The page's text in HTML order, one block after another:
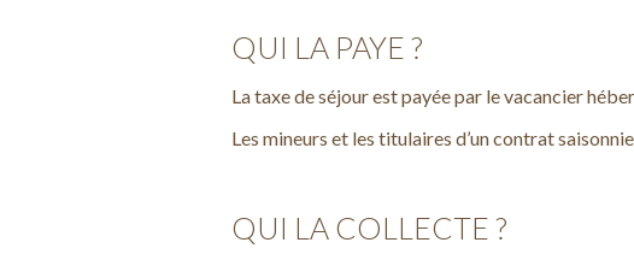
QUI LA PAYE ?
La taxe de séjour est payée par le vacancier
Les mineurs et les titulaires d’un contrat
QUI LA COLLECTE ?